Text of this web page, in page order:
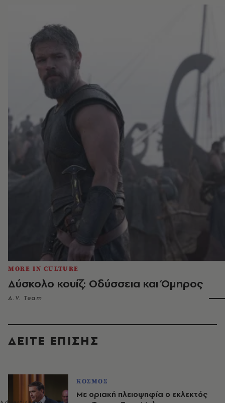
MORE IN CULTURE
Δύσκολο κουίζ: Οδύσσεια και Όμηρος
A.V. Team
ΔΕΙΤΕ ΕΠΙΣΗΣ
ΚΟΣΜΟΣ
Με οριακή πλειοψηφία ο εκλεκτός